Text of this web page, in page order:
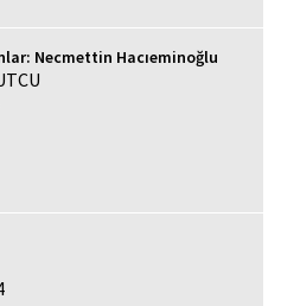
Necmettin Hacıeminoğlu